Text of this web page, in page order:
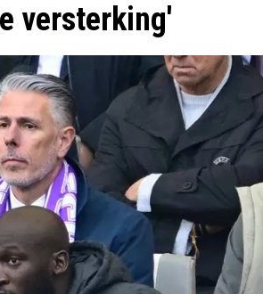
versterking'